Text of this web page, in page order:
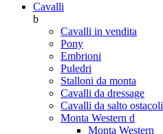
Cavalli
b
Cavalli in vendita
Pony
Embrioni
Puledri
Stalloni da monta
Cavalli da dressage
Cavalli da salto ostacoli
Monta Western d
Monta Western